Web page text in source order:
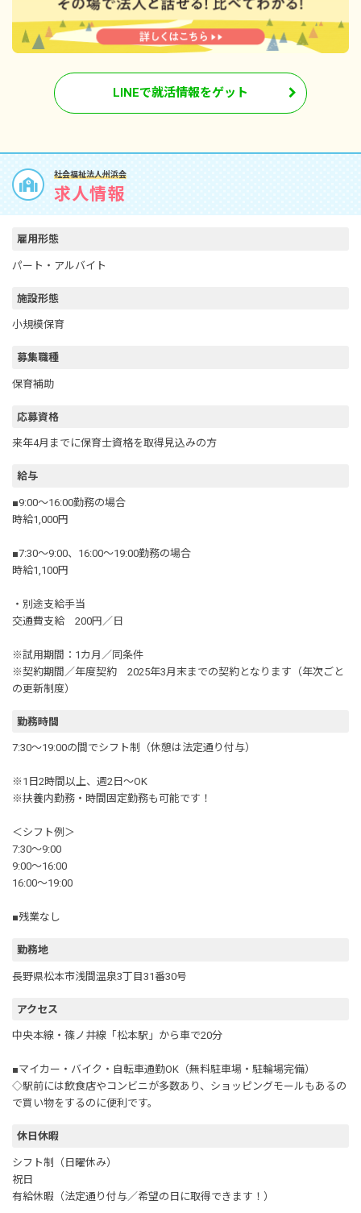
LINEで就活情報をゲット
社会福祉法人州浜会
求人情報
雇用形態
パート・アルバイト
施設形態
小規模保育
募集職種
保育補助
応募資格
来年4月までに保育士資格を取得見込みの方
給与
■9:00～16:00勤務の場合
時給1,000円
■7:30～9:00、16:00～19:00勤務の場合
時給1,100円
・別途支給手当
交通費支給 200円／日
※試用期間：1カ月／同条件
※契約期間／年度契約 2025年3月末までの契約となります（年次ごと
の更新制度）
勤務時間
7:30～19:00の間でシフト制（休憩は法定通り付与）
※1日2時間以上、週2日～OK
※扶養内勤務・時間固定勤務も可能です！
＜シフト例＞
7:30～9:00
9:00～16:00
16:00～19:00
■残業なし
勤務地
長野県松本市浅間温泉3丁目31番30号
アクセス
中央本線・篠ノ井線「松本駅」から車で20分
■マイカー・バイク・自転車通勤OK（無料駐車場・駐輪場完備）
◇駅前には飲食店やコンビニが多数あり、ショッピングモールもあるの
で買い物をするのに便利です。
休日休暇
シフト制（日曜休み）
祝日
有給休暇（法定通り付与／希望の日に取得できます！）